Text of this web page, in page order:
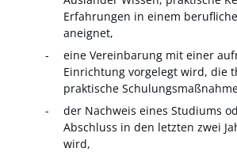
Erfahrungen in einem
aneignet,
eine Vereinbarung mit einer
Einrichtung vorgelegt wird, die
praktische
der Nachweis eines Studiums
Abschluss in den letzten zwei
wird,